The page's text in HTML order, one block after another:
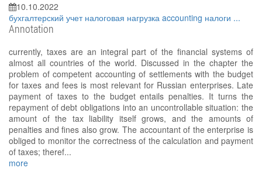
10.10.2022
бухгалтерский учет налоговая нагрузка accounting налоги ...
Annotation
currently, taxes are an integral part of the financial systems of
almost all countries of the world. Discussed in the chapter the
problem of competent accounting of settlements with the budget
for taxes and fees is most relevant for Russian enterprises. Late
payment of taxes to the budget entails penalties. It turns the
repayment of debt obligations into an uncontrollable situation: the
amount of the tax liability itself grows, and the amounts of
penalties and fines also grow. The accountant of the enterprise is
obliged to monitor the correctness of the calculation and payment
of taxes; theref...
more